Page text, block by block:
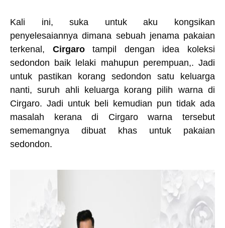
Kali ini, suka untuk aku kongsikan
penyelesaiannya dimana sebuah jenama pakaian
terkenal, Cirgarotampil dengan idea koleksi
sedondon baik lelaki mahupun perempuan,. Jadi
untuk pastikan korang sedondon satu keluarga
nanti, suruh ahli keluarga korang pilih warna di
Cirgaro. Jadi untuk beli kemudian pun tidak ada
masalah kerana di Cirgaro warna tersebut
sememangnya dibuat khas untuk pakaian
sedondon.